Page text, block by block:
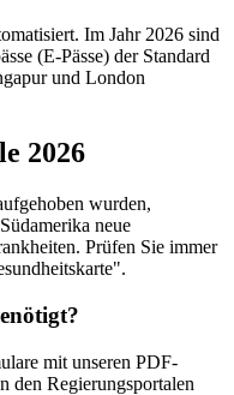
Im Jahr 2026 sind
(E-Pässe) der Standard
und London
2026
wurden,
neue
Prüfen Sie immer
mit unseren PDF-
den Regierungsportalen